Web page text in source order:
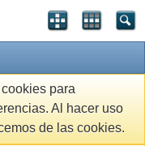
para
Al hacer uso
de las cookies.